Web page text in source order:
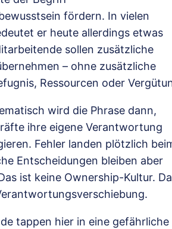
fördern. In vielen
er heute allerdings etwas
sollen zusätzliche
– ohne zusätzliche
Ressourcen oder
wird die Phrase dann,
ihre eigene Verantwortung
Fehler landen plötzlich
Entscheidungen bleiben aber
ist keine Ownership-Kultur.
tappen hier in eine gefährliche